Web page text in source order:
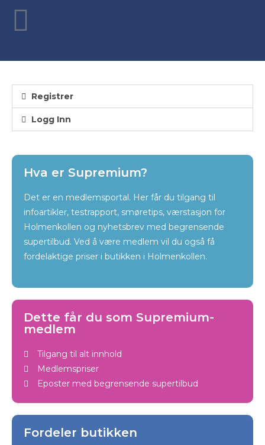
Registrer
Logg Inn
Hva er Supremium?
Det er en medlemsportal. Her får du tilgang til
infoartikler, testrapport, smøretips, værstasjon for
Holmenkollen og nyhetsbrev med begrensende
supertilbud. Ved å være medlem vil du også få
fordelaktige priser i butikken i Holmenkollen.
Dette får du som Supremium-
medlem
Tilgang til alt innhold
Medlemspriser
Eposter med begrensende supertilbud
Fordeler butikken